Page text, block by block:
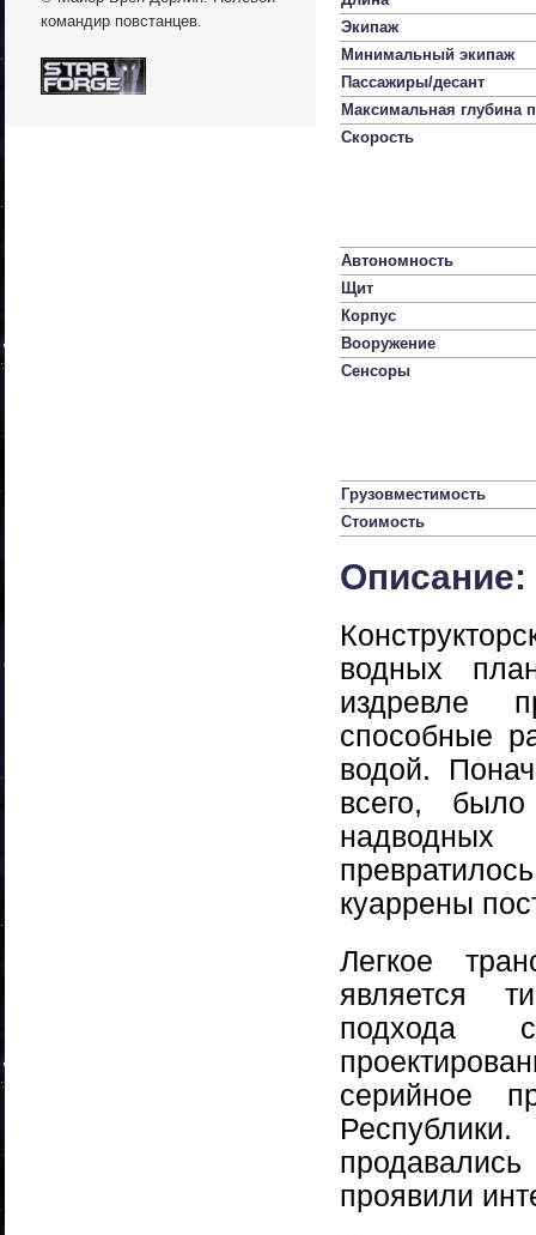
командир повстанцев.
Экипаж
Минимальный экипаж
Пассажиры/десант
Максимальная глубина
Скорость
Автономность
Щит
Корпус
Вооружение
Сенсоры
Грузовместимость
Стоимость
Описание:
водных
издревле
способные
водой.
всего,
куаррены
Легкое
является
подхода
серийное
проявили